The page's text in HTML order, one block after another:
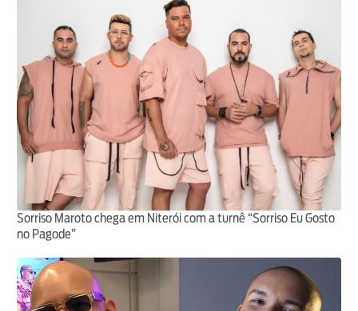
Sorriso Maroto chega em Niterói com a turnê “Sorriso Eu Gosto
no Pagode”